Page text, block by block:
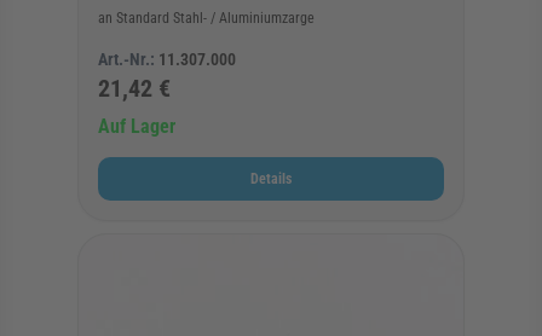
an Standard Stahl- / Aluminiumzarge
Art.-Nr.: 11.307.000
21,42 €
Auf Lager
Details